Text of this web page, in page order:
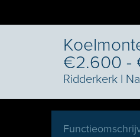
€2.600 -
Ridderkerk I